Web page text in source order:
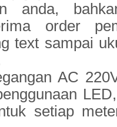
anda,
order
text sampai
AC
setiap